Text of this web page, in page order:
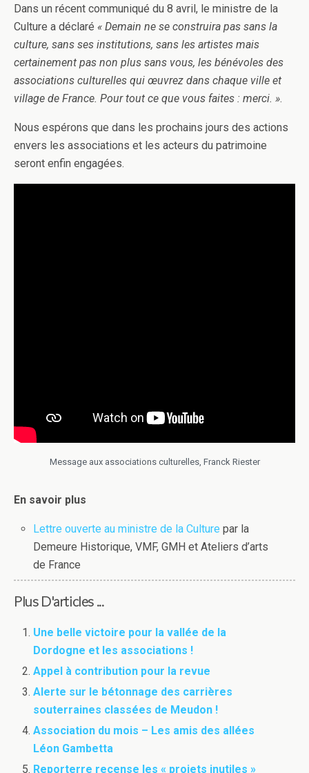
Dans un récent communiqué du 8 avril, le ministre de la
Culture a déclaré « Demain ne se construira pas sans la
culture, sans ses institutions, sans les artistes mais
certainement pas non plus sans vous, les bénévoles des
associations culturelles qui œuvrez dans chaque ville et
village de France. Pour tout ce que vous faites : merci. ».
Nous espérons que dans les prochains jours des actions
envers les associations et les acteurs du patrimoine
seront enfin engagées.
Message aux associations culturelles, Franck Riester
En savoir plus
Lettre ouverte au ministre de la Culture par la
Demeure Historique, VMF, GMH et Ateliers d’arts
de France
Plus D'articles ...
Une belle victoire pour la vallée de la
Dordogne et les associations !
Appel à contribution pour la revue
Alerte sur le bétonnage des carrières
souterraines classées de Meudon !
Association du mois – Les amis des allées
Léon Gambetta
Reporterre recense les « projets inutiles »